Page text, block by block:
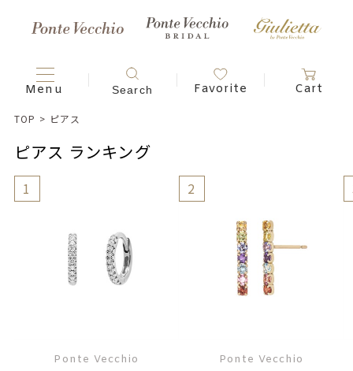
TOP > ピアス
ピアス ランキング
1
Ponte Vecchio
2
Ponte Vecchio